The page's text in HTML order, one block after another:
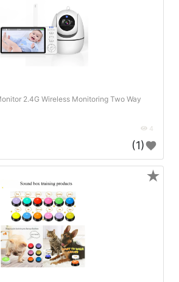
2.4G Wireless Monitoring Two Way
4
(1)
★